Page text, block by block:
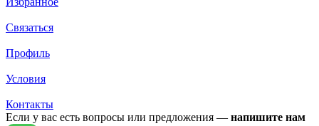
Связаться
Профиль
Условия
Контакты
Если у вас есть вопросы или предложения — напишите нам